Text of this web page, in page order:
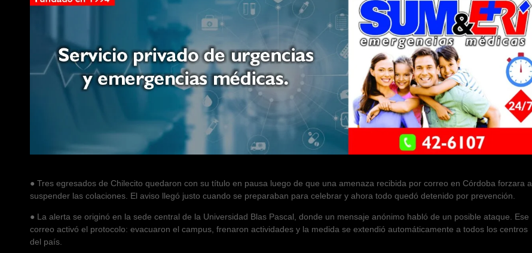
● Tres egresados de Chilecito quedaron con su título en pausa luego de que una amenaza recibida por correo en Córdoba forzara a
suspender las colaciones. El aviso llegó justo cuando se preparaban para celebrar y ahora todo quedó detenido por prevención.
● La alerta se originó en la sede central de la Universidad Blas Pascal, donde un mensaje anónimo habló de un posible ataque. Ese
correo activó el protocolo: evacuaron el campus, frenaron actividades y la medida se extendió automáticamente a todos los centros
del país.